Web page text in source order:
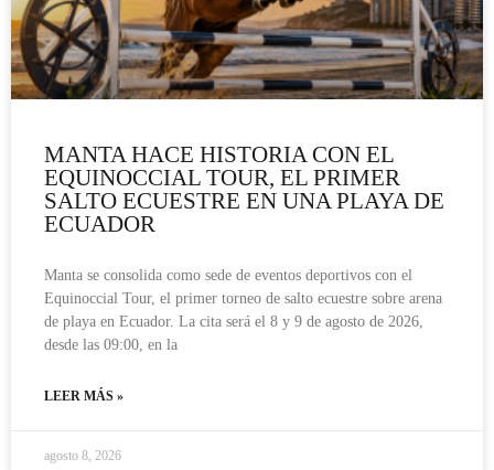
MANTA HACE HISTORIA CON EL
EQUINOCCIAL TOUR, EL PRIMER
SALTO ECUESTRE EN UNA PLAYA DE
ECUADOR
Manta se consolida como sede de eventos deportivos con el
Equinoccial Tour, el primer torneo de salto ecuestre sobre arena
de playa en Ecuador. La cita será el 8 y 9 de agosto de 2026,
desde las 09:00, en la
LEER MÁS »
agosto 8, 2026